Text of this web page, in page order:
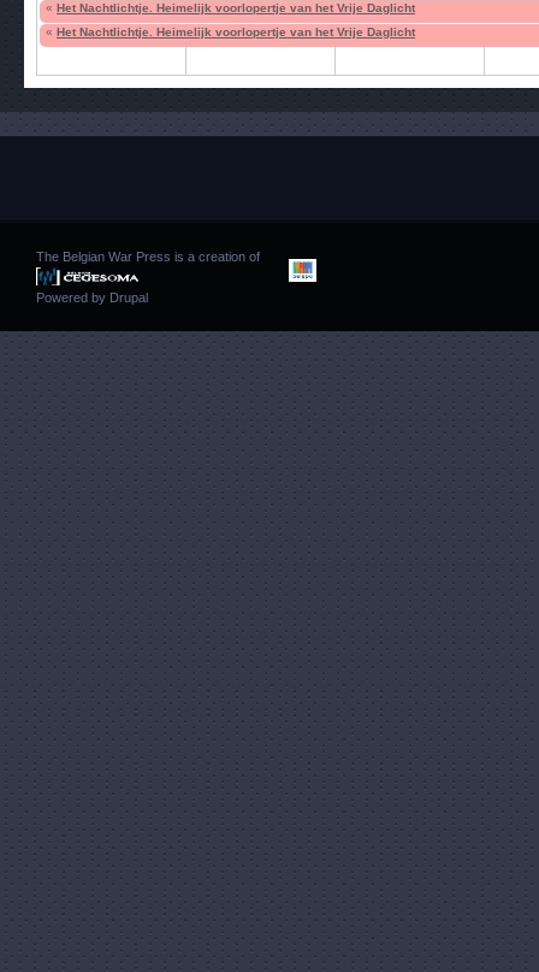
« Het Nachtlichtje. Heimelijk voorlopertje van het Vrije Daglicht
« Het Nachtlichtje. Heimelijk voorlopertje van het Vrije Daglicht
The Belgian War Press is a creation of
Powered by Drupal